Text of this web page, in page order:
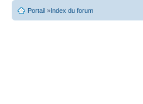
Portail »Index du forum